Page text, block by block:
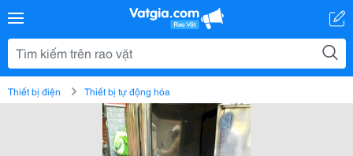
Thiết bị điện Thiết bị tự động hóa